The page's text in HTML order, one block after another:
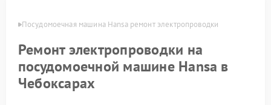
Посудомоечная машина Hansa ремонт электропроводки
Ремонт электропроводки на
посудомоечной машине Hansa в
Чебоксарах